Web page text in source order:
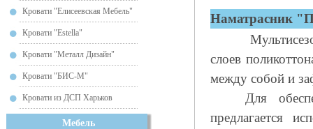
Кровати "Елисеевская Мебель"
Кровати "Estella"
Кровати "Металл Дизайн"
Кровати "БИС-М"
Кровати из ДСП Харьков
Мебель
Наматрасник
слоев
между собой и
Для
предлагается